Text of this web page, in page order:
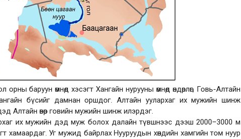
баруун өмнөд хэсэгт Хангайн нурууны өмнөд өндөрлөг, Говь-Алтайн
бүсийг дамнан оршдог. Алтайн уулархаг их мужийн шинж
Алтайн өвөр говийн мужийн шинж илэрдэг.
их мужийн дэд муж болох далайн түвшнээс дээш 2000–3000 м
хамаардаг. Уг мужид байрлах Нууруудын хөндийн хамгийн том нуур